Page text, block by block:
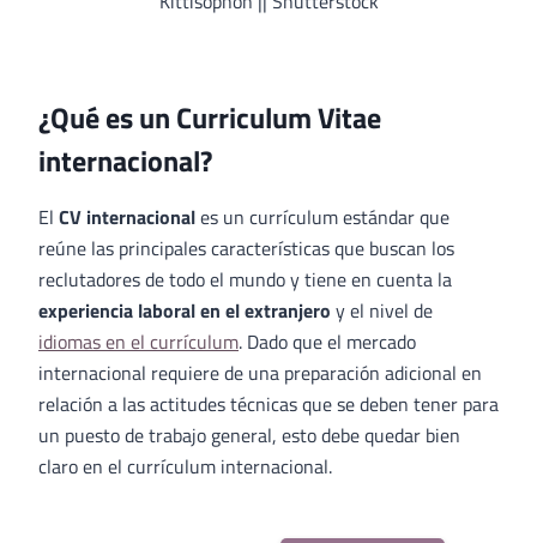
¿Qué es un Curriculum Vitae
internacional?
El CV internacionales un currículum estándar que
reúne las principales características que buscan los
reclutadores de todo el mundo y tiene en cuenta la
experiencia laboral en el extranjero y el nivel de
idiomas en el currículum. Dado que el mercado
internacional requiere de una preparación adicional en
relación a las actitudes técnicas que se deben tener para
un puesto de trabajo general, esto debe quedar bien
claro en el currículum internacional.